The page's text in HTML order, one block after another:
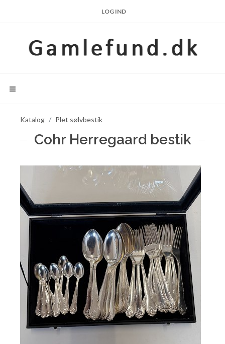
LOG IND
Katalog Plet sølvbestik
Cohr Herregaard bestik